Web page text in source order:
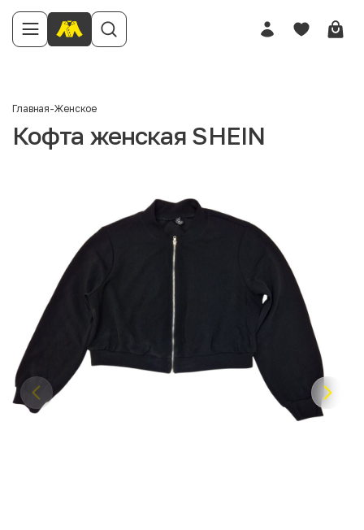
Главная-Женское
Кофта женская SHEIN